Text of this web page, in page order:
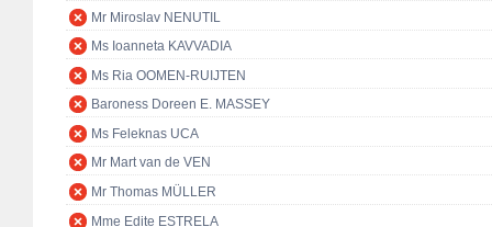
Mr Miroslav NENUTIL
Ms Ioanneta KAVVADIA
Ms Ria OOMEN-RUIJTEN
Baroness Doreen E. MASSEY
Ms Feleknas UCA
Mr Mart van de VEN
Mr Thomas MÜLLER
Mme Edite ESTRELA